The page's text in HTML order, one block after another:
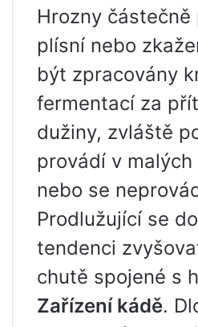
Hrozny částečně
plísní nebo
být zpracovány
fermentací za
dužiny, zvláště
provádí v malých
nebo se
Prodlužující se
tendenci
chutě spojené s
Zařízení kádě.